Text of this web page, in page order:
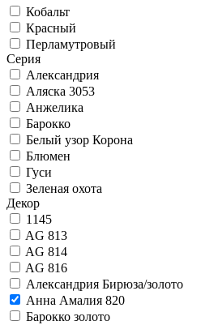
Кобальт
Красный
Перламутровый
Серия
Александрия
Аляска 3053
Анжелика
Барокко
Белый узор Корона
Блюмен
Гуси
Зеленая охота
Декор
1145
AG 813
AG 814
AG 816
Александрия Бирюза/золото
Анна Амалия 820
Барокко золото